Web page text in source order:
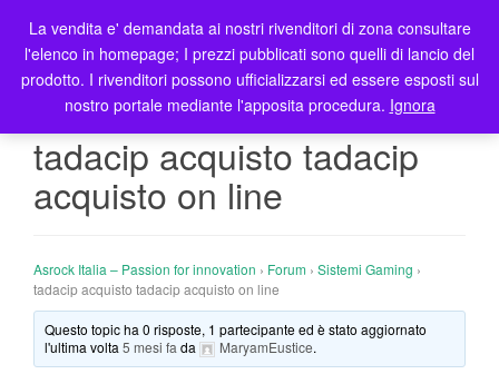
T
o
g
l
a
i
tadacip acquisto tadacip
acquisto on line
Asrock Italia – Passion for innovation › Forum › Sistemi Gaming ›
tadacip acquisto tadacip acquisto on line
Questo topic ha 0 risposte, 1 partecipante ed è stato aggiornato
l'ultima volta5 mesi fa da MaryamEustice.
La vendita e' demandata ai nostri rivenditori di zona consultare
l'elenco in homepage; I prezzi pubblicati sono quelli di lancio del
prodotto. I rivenditori possono ufficializzarsi ed essere esposti sul
nostro portale mediante l'apposita procedura. Ignora